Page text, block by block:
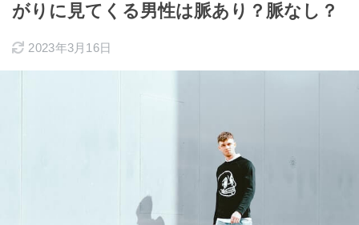
がりに見てくる男性は脈あり？脈なし？
2023年3月16日